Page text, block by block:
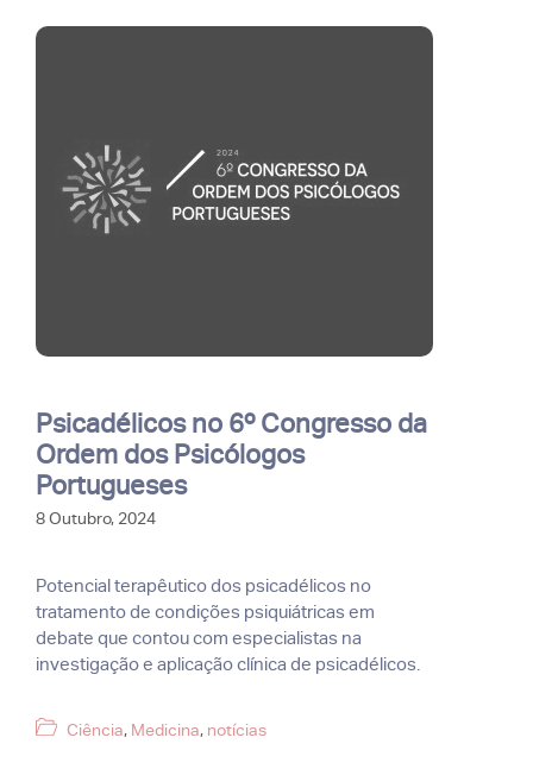
Psicadélicos no 6º Congresso da
Ordem dos Psicólogos
Portugueses
8 Outubro, 2024
Potencial terapêutico dos psicadélicos no
tratamento de condições psiquiátricas em
debate que contou com especialistas na
investigação e aplicação clínica de psicadélicos.
Categorias
Ciência, Medicina, notícias